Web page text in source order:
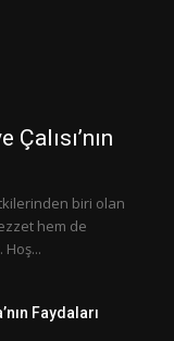
biri olan
hem de
Faydaları